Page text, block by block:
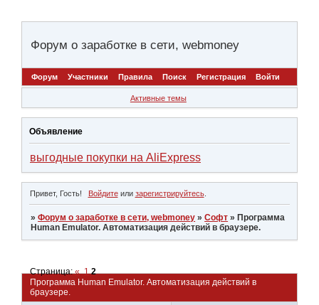
Форум о заработке в сети, webmoney
Форум Участники Правила Поиск Регистрация Войти
Активные темы
Объявление
выгодные покупки на AliExpress
Привет, Гость! Войдитеили зарегистрируйтесь.
»Форум о заработке в сети, webmoney »Софт » Программа
Human Emulator. Автоматизация действий в браузере.
Программа Human Emulator. Автоматизация действий в
браузере.
Страница:« 1 2